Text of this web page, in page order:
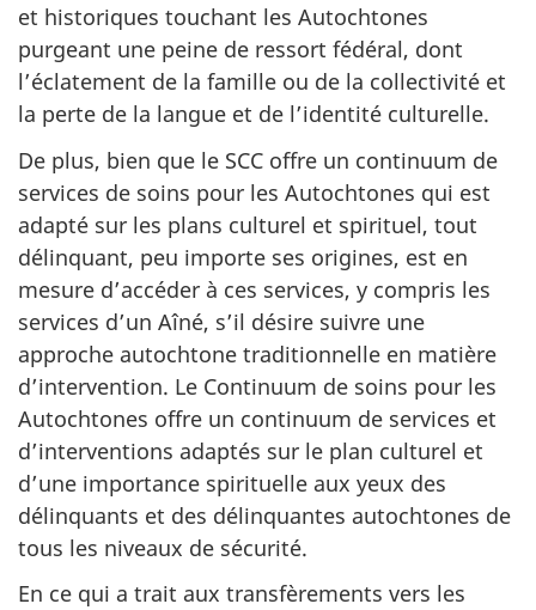
et historiques touchant les Autochtones
purgeant une peine de ressort fédéral, dont
l’éclatement de la famille ou de la collectivité et
la perte de la langue et de l’identité culturelle.
De plus, bien que le SCC offre un continuum de
services de soins pour les Autochtones qui est
adapté sur les plans culturel et spirituel, tout
délinquant, peu importe ses origines, est en
mesure d’accéder à ces services, y compris les
services d’un Aîné, s’il désire suivre une
approche autochtone traditionnelle en matière
d’intervention. Le Continuum de soins pour les
Autochtones offre un continuum de services et
d’interventions adaptés sur le plan culturel et
d’une importance spirituelle aux yeux des
délinquants et des délinquantes autochtones de
tous les niveaux de sécurité.
En ce qui a trait aux transfèrements vers les